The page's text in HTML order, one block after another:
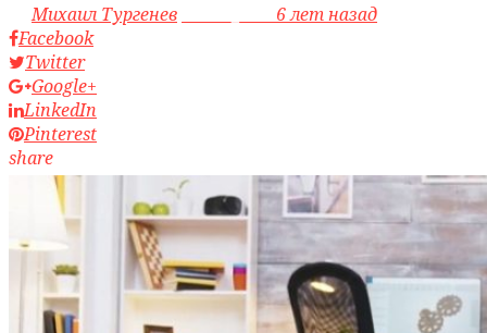
byМихаил Тургенев
6 лет назад
Facebook
Twitter
Google+
LinkedIn
Pinterest
share